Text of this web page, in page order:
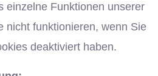
einzelne Funktionen unserer
nicht funktionieren, wenn Sie
deaktiviert haben.